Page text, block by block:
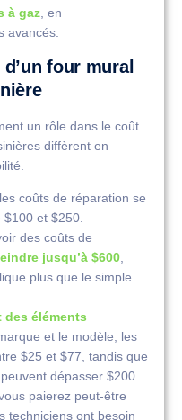
à gaz , en
avancés.
four mural
un rôle dans le coût
diffèrent en
coûts de réparation se
et $250.
des coûts de
jusqu’à $600,
plus que le simple
des éléments
et le modèle, les
$25 et $77, tandis que
dépasser $200.
paierez peut-être
techniciens ont besoin